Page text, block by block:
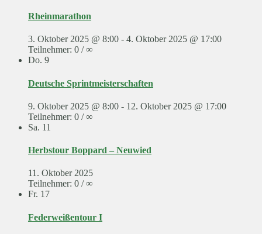
Rheinmarathon
3. Oktober 2025 @ 8:00 - 4. Oktober 2025 @ 17:00
Teilnehmer: 0 / ∞
Do. 9
Deutsche Sprintmeisterschaften
9. Oktober 2025 @ 8:00 - 12. Oktober 2025 @ 17:00
Teilnehmer: 0 / ∞
Sa. 11
Herbstour Boppard – Neuwied
11. Oktober 2025
Teilnehmer: 0 / ∞
Fr. 17
Federweißentour I